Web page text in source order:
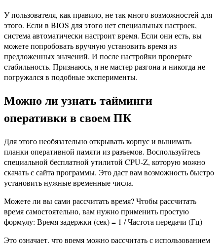
У пользователя, как правило, не так много возможностей для
этого. Если в BIOS для этого нет специальных настроек,
система автоматически настроит время. Если они есть, вы
можете попробовать вручную установить время из
предложенных значений. И после настройки проверьте
стабильность. Признаюсь, я не мастер разгона и никогда не
погружался в подобные эксперименты.
Можно ли узнать тайминги
оперативки в своем ПК
Для этого необязательно открывать корпус и вынимать
планки оперативной памяти из разъемов. Воспользуйтесь
специальной бесплатной утилитой CPU-Z, которую можно
скачать с сайта программы. Это даст вам возможность быстро
установить нужные временные числа.
Можете ли вы сами рассчитать время? Чтобы рассчитать
время самостоятельно, вам нужно применить простую
формулу: Время задержки (сек) = 1 / Частота передачи (Гц)
Это означает, что время можно рассчитать с использованием